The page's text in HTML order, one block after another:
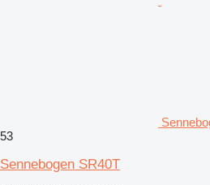
53
Sennebogen SR40T